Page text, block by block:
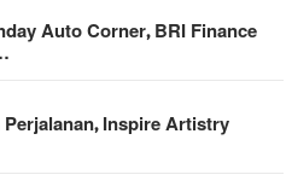
Auto Corner, BRI Finance
Inspire Artistry